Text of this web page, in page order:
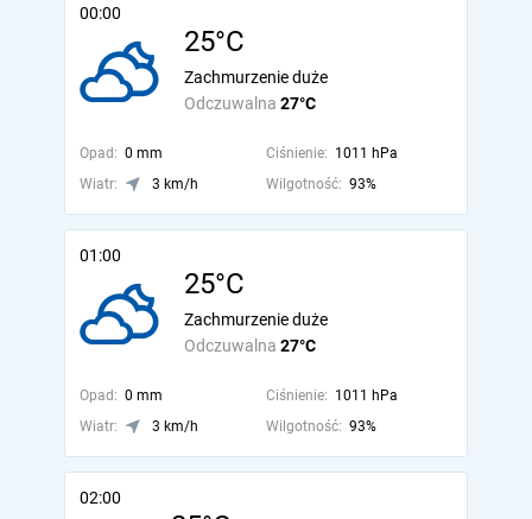
00:00
25°C
Odczuwalna 27°C
Zachmurzenie duże
Opad: 0 mm Ciśnienie: 1011 hPa
Wiatr:
3 km/h Wilgotność: 93%
01:00
25°C
Odczuwalna 27°C
Zachmurzenie duże
Opad: 0 mm Ciśnienie: 1011 hPa
Wiatr:
3 km/h Wilgotność: 93%
02:00